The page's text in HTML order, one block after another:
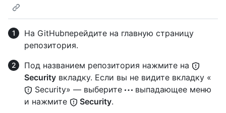
На GitHubперейдите на главную страницу
репозитория.
Под названием репозитория нажмите на
Security вкладку. Если вы не видите вкладку «
Security» — выберите
выпадающее меню
и нажмите
Security.